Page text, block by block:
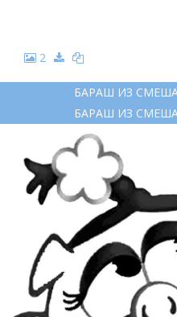
2
БАРАШ ИЗ
БАРАШ ИЗ